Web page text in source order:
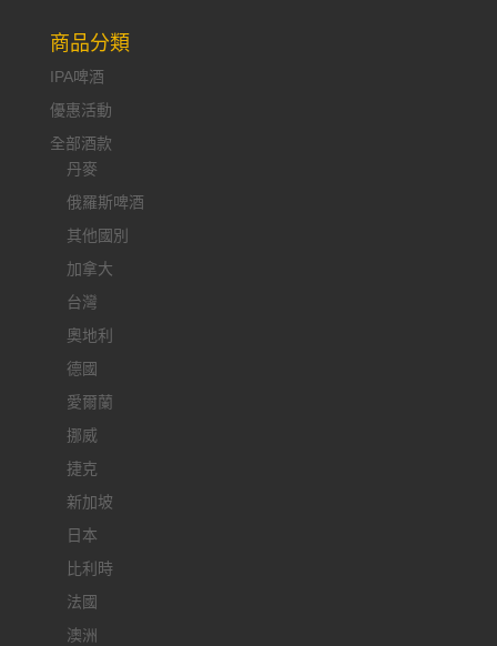
商品分類
IPA啤酒
優惠活動
全部酒款
丹麥
俄羅斯啤酒
其他國別
加拿大
台灣
奧地利
德國
愛爾蘭
挪威
捷克
新加坡
日本
比利時
法國
澳洲